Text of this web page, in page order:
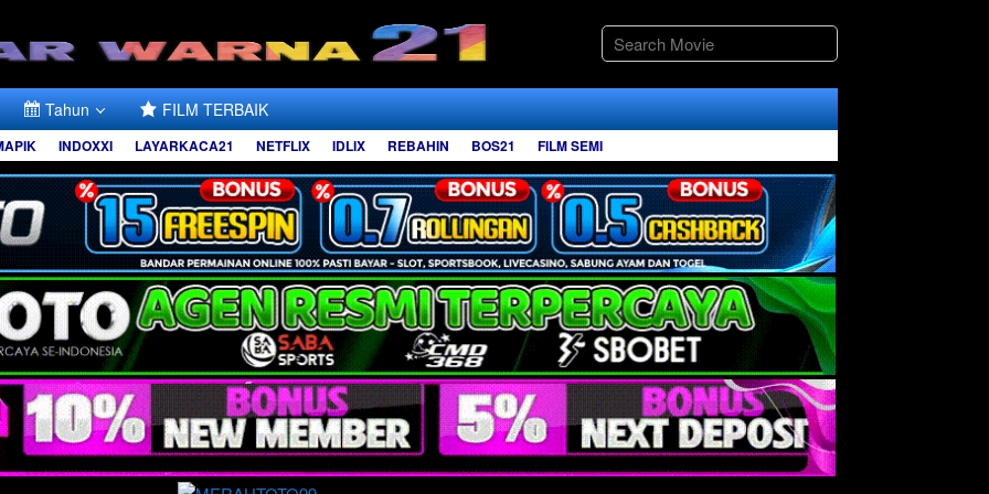
Tahun FILM TERBAIK
INDOXXI LAYARKACA21 NETFLIX IDLIX REBAHIN BOS21 FILM SEMI